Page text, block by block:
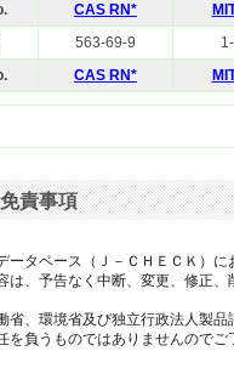
CAS RN*
563-69-9
CAS RN*
免責事項
ータベース（Ｊ－ＣＨＥＣＫ）
は、予告なく中断、変更、修正
省、環境省及び独立行政法人製
を負うものではありませんのでご